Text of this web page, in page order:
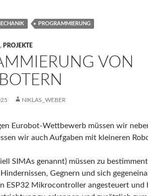
PROGRAMMIERUNG
, PROJEKTE
VON
NIKLAS_WEBER
Eurobot-Wettbewerb müssen wir
wir auch Aufgaben mit kleineren
SIMAs genannt) müssen zu
Gegnern und sich
ESP32 Mikrocontroller angesteuert und